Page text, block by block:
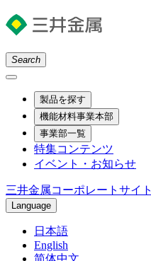
Search
製品を探す
機能材料事業本部
事業部一覧
特集コンテンツ
イベント・お知らせ
三井金属コーポレートサイト
Language
日本語
English
简体中文